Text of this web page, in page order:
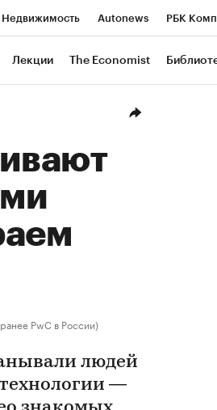
Недвижимость Autonews РБК
Тренды Визионеры
Лекции The Economist
PwC в России)
людей
—